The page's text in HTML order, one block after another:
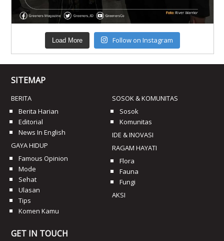
Load More Follow on Instagram
SITEMAP
BERITA
Berita Harian
Editorial
News In English
GAYA HIDUP
Famous Opinion
Mode
Sehat
Ulasan
Tips
Komen Kamu
SOSOK & KOMUNITAS
Sosok
Komunitas
IDE & INOVASI
RAGAM HAYATI
Flora
Fauna
Fungi
AKSI
GET IN TOUCH